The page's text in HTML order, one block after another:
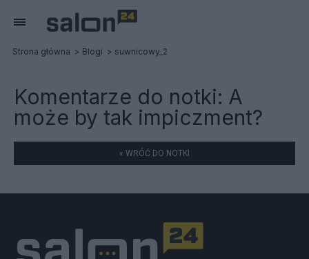
Strona główna Blogi suwnicowy_2
Komentarze do notki: A
może by tak impiczment?
« WRÓĆ DO NOTKI